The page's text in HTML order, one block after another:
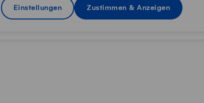
Einstellungen Zustimmen & Anzeigen